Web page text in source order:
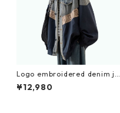
Logo embroidered denim ja
cket D0089
¥12,980